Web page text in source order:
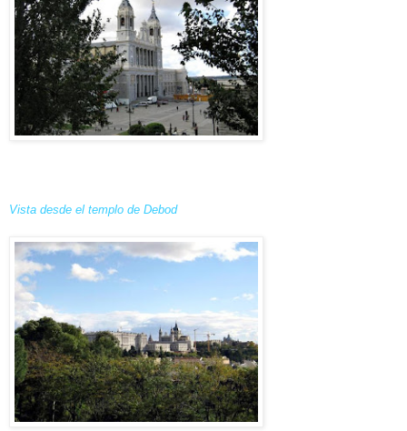
Vista desde el templo de Debod